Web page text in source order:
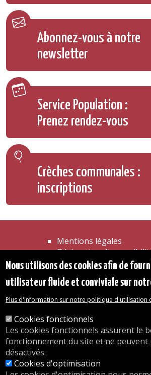
Abonnez-vous à notre
newsletter
Service Population :
Prenez rendez-vous
Crèches communales :
inscriptions
Mentions légales
Déclaration
Transparence
Les services de
Organigramme
© 2026 Commune
Rue Emile Idiers 12 - 1160
Tel. : 02/676.48.11.
Nous utilisons des cookies afin de
utilisateur fluide et conviviale sur
Plus d'information sur notre politique d'utilisation
Cookies fonctionnels
Les cookies fonctionnels assurent le
fonctionnement du site et ne peuvent
désactivés.
Cookies d'optimisation